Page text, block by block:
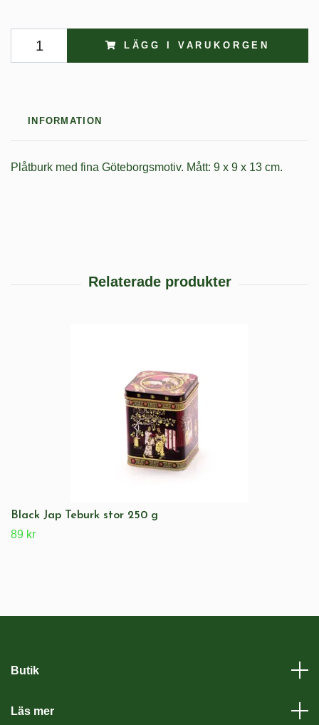
LÄGG I VARUKORGEN
INFORMATION
Plåtburk med fina Göteborgsmotiv. Mått: 9 x 9 x 13 cm.
Black Jap Teburk stor 250 g
89 kr
Butik
Läs mer